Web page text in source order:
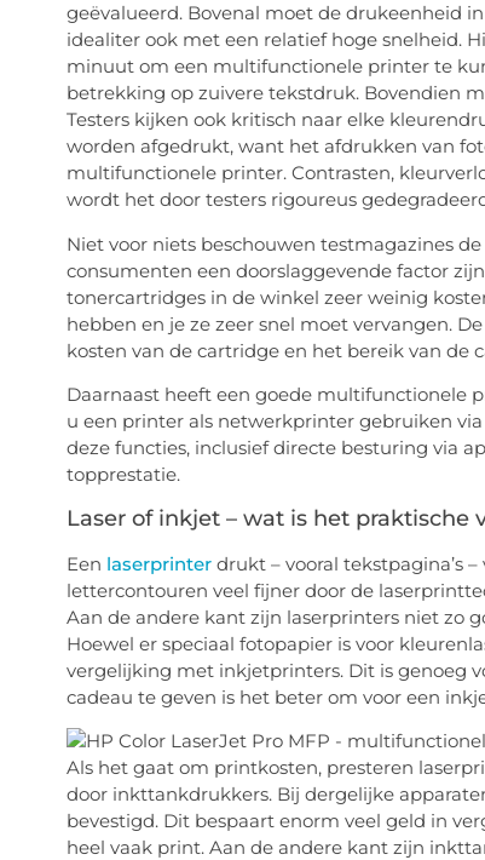
geëvalueerd. Bovenal moet de drukeenheid
idealiter ook met een relatief hoge snelheid.
minuut om een multifunctionele printer te
betrekking op zuivere tekstdruk. Bovendien
Testers kijken ook kritisch naar elke
worden afgedrukt, want het afdrukken van
multifunctionele printer. Contrasten,
wordt het door testers rigoureus
Niet voor niets beschouwen testmagazines
consumenten een doorslaggevende factor
tonercartridges in de winkel zeer weinig
hebben en je ze zeer snel moet vervangen.
kosten van de cartridge en het bereik van de
Daarnaast heeft een goede multifunctionele
u een printer als netwerkprinter gebruiken
deze functies, inclusief directe besturing via
topprestatie.
Laser of inkjet – wat is het praktische
Een laserprinter drukt – vooral tekstpagina’s
lettercontouren veel fijner door de
Aan de andere kant zijn laserprinters niet zo
Hoewel er speciaal fotopapier is voor
vergelijking met inkjetprinters. Dit is genoeg
cadeau te geven is het beter om voor een
Als het gaat om printkosten, presteren
door inkttankdrukkers. Bij dergelijke
bevestigd. Dit bespaart enorm veel geld in
heel vaak print. Aan de andere kant zijn